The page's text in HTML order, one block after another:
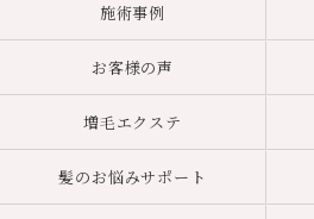
施術事例
お客様の声
増毛エクステ
髪のお悩みサポート